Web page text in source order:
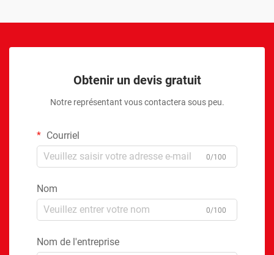
Obtenir un devis gratuit
Notre représentant vous contactera sous peu.
Courriel
0/100
Nom
0/100
Nom de l'entreprise